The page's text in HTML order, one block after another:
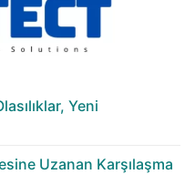
Yeni
Uzanan Karşılaşma